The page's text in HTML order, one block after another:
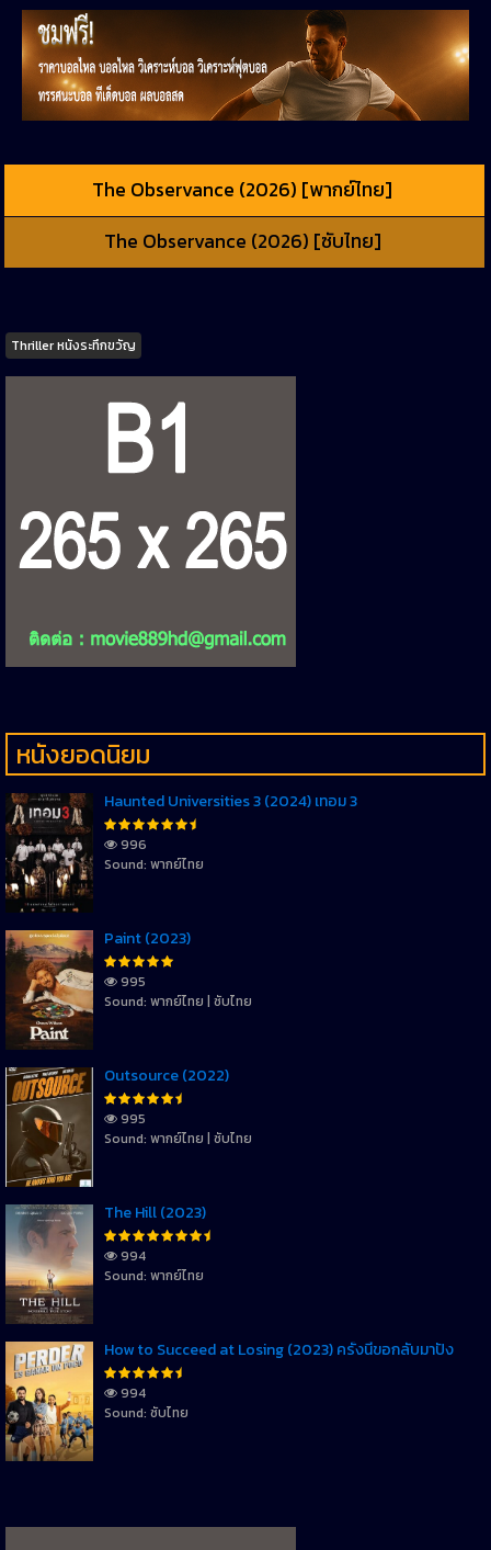
The Observance (2026) [พากย์ไทย]
The Observance (2026) [ซับไทย]
Tags
Thriller หนังระทึกขวัญ
หนังยอดนิยม
Haunted Universities 3 (2024) เทอม 3
996
Sound: พากย์ไทย
Paint (2023)
995
Sound: พากย์ไทย | ซับไทย
Outsource (2022)
995
Sound: พากย์ไทย | ซับไทย
The Hill (2023)
994
Sound: พากย์ไทย
How to Succeed at Losing (2023) ครั้งนี้ขอกลับมาปัง
994
Sound: ซับไทย